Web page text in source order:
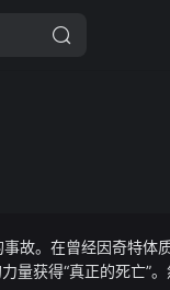
故。在曾经因奇特体
量获得“真正的死亡”